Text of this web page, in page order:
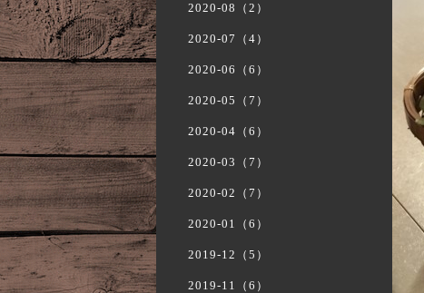
2020-08（2）
2020-07（4）
2020-06（6）
2020-05（7）
2020-04（6）
2020-03（7）
2020-02（7）
2020-01（6）
2019-12（5）
2019-11（6）